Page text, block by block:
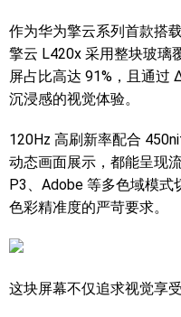
作为华为擎云系列首款搭
擎云 L420x 采用整块玻璃
屏占比高达 91%，且通过
沉浸感的视觉体验。
120Hz 高刷新率配合
动态画面展示，都能呈现
P3、Adobe 等多色域模
色彩精准度的严苛要求。
这块屏幕不仅追求视觉享